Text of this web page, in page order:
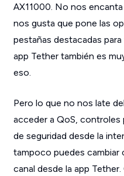
AX11000. No nos
nos gusta que pone las
pestañas destacadas
app Tether también es
eso.
Pero lo que no nos late
acceder a QoS,
de seguridad desde la
tampoco puedes cambiar
canal desde la app